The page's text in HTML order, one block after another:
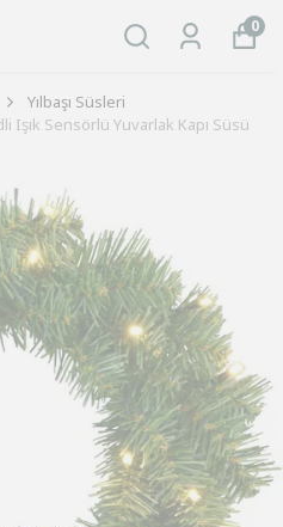
0
Yılbaşı Süsleri
Işık Sensörlü Yuvarlak Kapı Süsü